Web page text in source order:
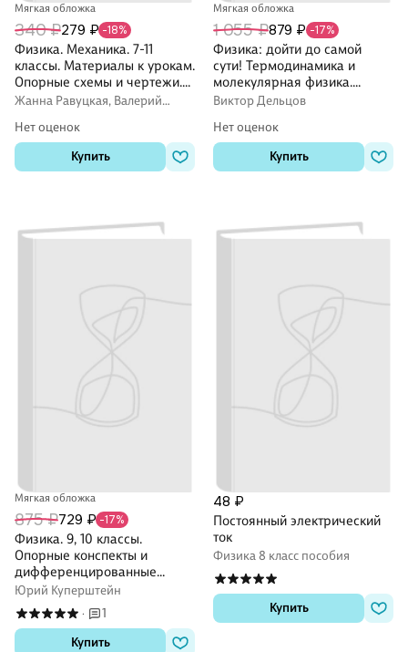
Мягкая обложка
340 ₽279 ₽ -18%
Физика. Механика. 7-11
классы. Материалы к урокам.
Опорные схемы и чертежи.
Решение задач. ФГОС
Жанна Равуцкая, Валерий
Нет оценок
Купить
Мягкая обложка
1 055 ₽879 ₽ -17%
Физика: дойти до самой
сути! Термодинамика и
молекулярная физика.
Настольная книга для
физики в средней школе
Виктор Дельцов
Нет оценок
Купить
Мягкая обложка
875 ₽729 ₽ -17%
Физика. 9, 10 классы.
Опорные конспекты и
дифференцированные
задачи
Юрий Куперштейн
·
1
Купить
48 ₽
Постоянный электрический
ток
Физика 8 класс пособия
Купить